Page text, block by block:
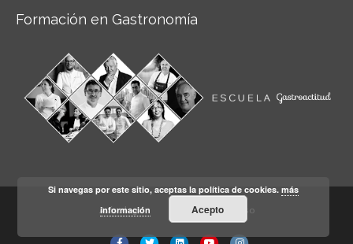
Formación en Gastronomía
Aviso legal Condiciones de Uso
Si navegas por este sitio, aceptas la política de cookies.más
información
Acepto